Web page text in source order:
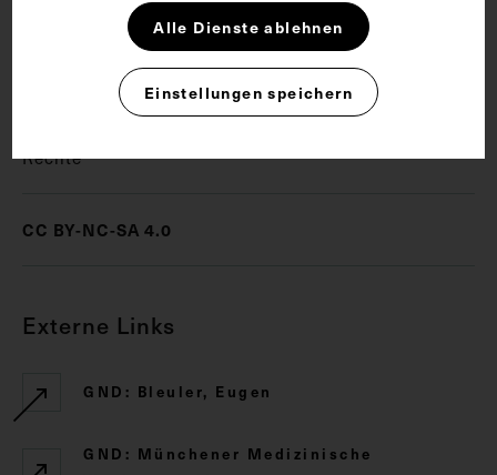
Psychiatrie
Rechte
CC BY-NC-SA 4.0
Externe Links
GND: Bleuler, Eugen
GND: Münchener Medizinische
Alle Dienste ablehnen
Einstellungen speichern